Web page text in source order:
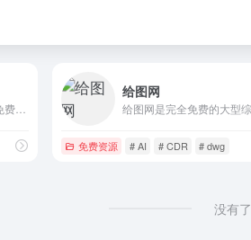
给图网
免费资源 # AI # CDR # dwg
没有了